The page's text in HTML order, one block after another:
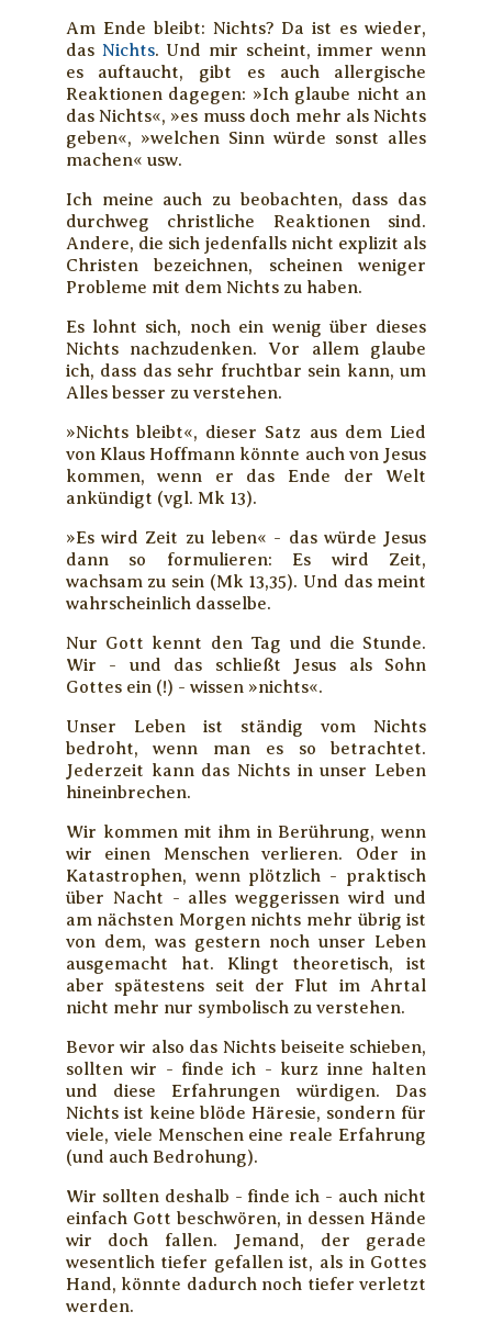
Am Ende bleibt: Nichts? Da ist es wieder,
das Nichts. Und mir scheint, immer wenn
es auftaucht, gibt es auch allergische
Reaktionen dagegen: »Ich glaube nicht an
das Nichts«, »es muss doch mehr als Nichts
geben«, »welchen Sinn würde sonst alles
machen« usw.
Ich meine auch zu beobachten, dass das
durchweg christliche Reaktionen sind.
Andere, die sich jedenfalls nicht explizit als
Christen bezeichnen, scheinen weniger
Probleme mit dem Nichts zu haben.
Es lohnt sich, noch ein wenig über dieses
Nichts nachzudenken. Vor allem glaube
ich, dass das sehr fruchtbar sein kann, um
Alles besser zu verstehen.
»Nichts bleibt«, dieser Satz aus dem Lied
von Klaus Hoffmann könnte auch von Jesus
kommen, wenn er das Ende der Welt
ankündigt (vgl. Mk 13).
»Es wird Zeit zu leben« - das würde Jesus
dann so formulieren: Es wird Zeit,
wachsam zu sein (Mk 13,35). Und das meint
wahrscheinlich dasselbe.
Nur Gott kennt den Tag und die Stunde.
Wir - und das schließt Jesus als Sohn
Gottes ein (!) - wissen »nichts«.
Unser Leben ist ständig vom Nichts
bedroht, wenn man es so betrachtet.
Jederzeit kann das Nichts in unser Leben
hineinbrechen.
Wir kommen mit ihm in Berührung, wenn
wir einen Menschen verlieren. Oder in
Katastrophen, wenn plötzlich - praktisch
über Nacht - alles weggerissen wird und
am nächsten Morgen nichts mehr übrig ist
von dem, was gestern noch unser Leben
ausgemacht hat. Klingt theoretisch, ist
aber spätestens seit der Flut im Ahrtal
nicht mehr nur symbolisch zu verstehen.
Bevor wir also das Nichts beiseite schieben,
sollten wir - finde ich - kurz inne halten
und diese Erfahrungen würdigen. Das
Nichts ist keine blöde Häresie, sondern für
viele, viele Menschen eine reale Erfahrung
(und auch Bedrohung).
Wir sollten deshalb - finde ich - auch nicht
einfach Gott beschwören, in dessen Hände
wir doch fallen. Jemand, der gerade
wesentlich tiefer gefallen ist, als in Gottes
Hand, könnte dadurch noch tiefer verletzt
werden.